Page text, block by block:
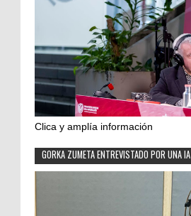
Clica y amplía información
GORKA ZUMETA ENTREVISTADO POR UNA IA